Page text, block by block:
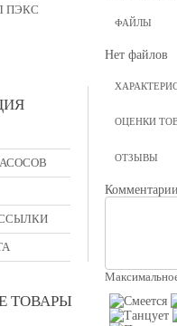
ПЭКС
ТОВАРЫ
ФАЙЛЫ
Нет файлов
ОЦЕНКИ
ОТЗЫВЫ